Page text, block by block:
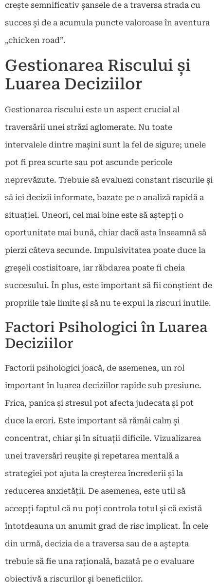
crește semnificativ șansele de a traversa strada cu
succes și de a acumula puncte valoroase în aventura
„chicken road”.
Gestionarea Riscului și
Luarea Deciziilor
Gestionarea riscului este un aspect crucial al
traversării unei străzi aglomerate. Nu toate
intervalele dintre mașini sunt la fel de sigure; unele
pot fi prea scurte sau pot ascunde pericole
neprevăzute. Trebuie să evaluezi constant riscurile și
să iei decizii informate, bazate pe o analiză rapidă a
situației. Uneori, cel mai bine este să aștepți o
oportunitate mai bună, chiar dacă asta înseamnă să
pierzi câteva secunde. Impulsivitatea poate duce la
greșeli costisitoare, iar răbdarea poate fi cheia
succesului. În plus, este important să fii conștient de
propriile tale limite și să nu te expui la riscuri inutile.
Factori Psihologici în Luarea
Deciziilor
Factorii psihologici joacă, de asemenea, un rol
important în luarea deciziilor rapide sub presiune.
Frica, panica și stresul pot afecta judecata și pot
duce la erori. Este important să rămâi calm și
concentrat, chiar și în situații dificile. Vizualizarea
unei traversări reușite și repetarea mentală a
strategiei pot ajuta la creșterea încrederii și la
reducerea anxietății. De asemenea, este util să
accepți faptul că nu poți controla totul și că există
întotdeauna un anumit grad de risc implicat. În cele
din urmă, decizia de a traversa sau de a aștepta
trebuie să fie una rațională, bazată pe o evaluare
obiectivă a riscurilor și beneficiilor.